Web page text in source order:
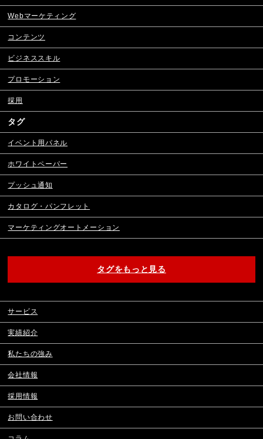
Webマーケティング
コンテンツ
ビジネススキル
プロモーション
採用
タグ
イベント用パネル
ホワイトペーパー
プッシュ通知
カタログ・パンフレット
マーケティングオートメーション
タグをもっと見る
サービス
実績紹介
私たちの強み
会社情報
採用情報
お問い合わせ